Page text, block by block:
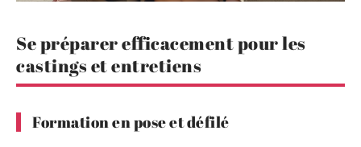
Se préparer efficacement pour les
castings et entretiens
Formation en pose et défilé